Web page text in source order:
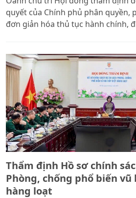
quyết của Chính phủ phân quyền,
đơn giản hóa thủ tục hành chính,
Thẩm định Hồ sơ chính
Phòng, chống phổ biến
hàng loạt